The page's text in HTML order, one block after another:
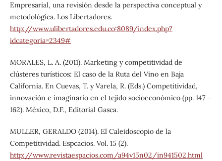
Empresarial, una revisión desde la perspectiva conceptual y
metodológica. Los Libertadores.
http://www.ulibertadores.edu.co:8089/index.php?
idcategoria=2349#
MORALES, L. A. (2011). Marketing y competitividad de
clústeres turísticos: El caso de la Ruta del Vino en Baja
California. En Cuevas, T. y Varela, R. (Eds.) Competitividad,
innovación e imaginario en el tejido socioeconómico (pp. 147 –
162). México, D.F., Editorial Gasca.
MULLER, GERALDO (2014). El Caleidoscopio de la
Competitividad. Espcacios. Vol. 15 (2).
http://www.revistaespacios.com/a94v15n02/in941502.html